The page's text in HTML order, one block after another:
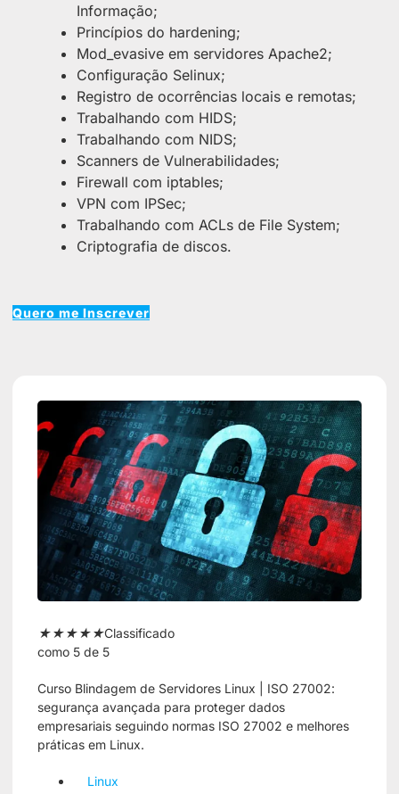
Informação;
Princípios do hardening;
Mod_evasive em servidores Apache2;
Configuração Selinux;
Registro de ocorrências locais e remotas;
Trabalhando com HIDS;
Trabalhando com NIDS;
Scanners de Vulnerabilidades;
Firewall com iptables;
VPN com IPSec;
Trabalhando com ACLs de File System;
Criptografia de discos.
Quero me Inscrever
★★★★★Classificado
como 5 de 5
Curso Blindagem de Servidores Linux | ISO 27002:
segurança avançada para proteger dados
empresariais seguindo normas ISO 27002 e melhores
práticas em Linux.
Linux